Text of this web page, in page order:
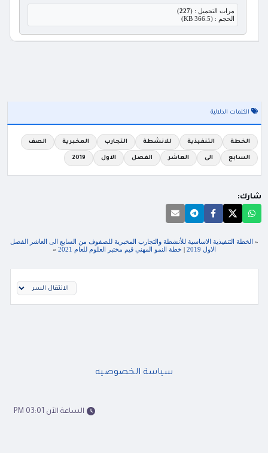
مرات التحميل : (227
)
الحجم : (366.5 KB)
الكلمات الدلالية
الخطة التنفيذية للانشطة التجارب المخبرية الصف
السابع الى العاشر الفصل الاول 2019
شارك:
« الخطة التنفيذية الاساسية للأنشطة والتجارب المخبرية للصفوف من السابع الى العاشر الفصل
الاول 2019
| خطة النمو المهني قيم مختبر العلوم للعام 2021 »
سياسة الخصوصيه
الساعة الآن 03:01 PM